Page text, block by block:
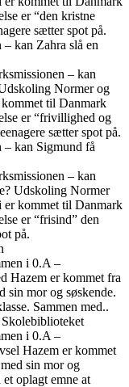
er “den kristne
sætter spot på.
kan Zahra slå en
– kan
Normer og
til Danmark
er “frivillighed og
sætter spot på.
– kan Sigmund få
– kan
Udskoling Normer
er kommet til Danmark
er “frisind” den
på.
i 0.A –
Hazem er kommet fra
sin mor og søskende.
Sammen med..
i 0.A –
Hazem er kommet
sin mor og
oplagt emne at